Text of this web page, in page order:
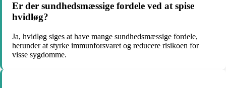
Er der sundhedsmæssige fordele ved at spise
hvidløg?
Ja, hvidløg siges at have mange sundhedsmæssige fordele,
herunder at styrke immunforsvaret og reducere risikoen for
visse sygdomme.